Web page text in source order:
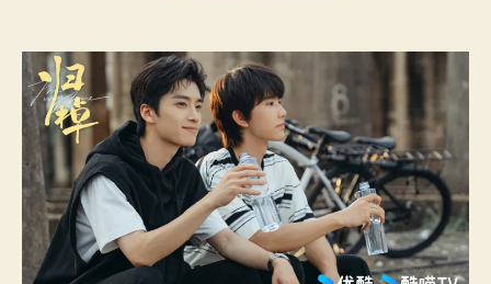
d
o
p
o
s
e
p
b
l
i
c
a
ç
T
h
e
W
a
y
H
o
m
e